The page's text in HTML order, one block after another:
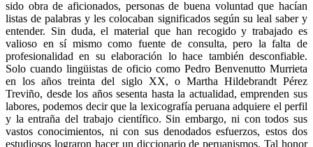
sido obra de aficionados, personas de buena voluntad que hacían
listas de palabras y les colocaban significados según su leal saber y
entender. Sin duda, el material que han recogido y trabajado es
valioso en sí mismo como fuente de consulta, pero la falta de
profesionalidad en su elaboración lo hace también desconfiable.
Solo cuando lingüistas de oficio como Pedro Benvenutto Murrieta
en los años treinta del siglo XX, o Martha Hildebrandt Pérez
Treviño, desde los años sesenta hasta la actualidad, emprenden sus
labores, podemos decir que la lexicografía peruana adquiere el perfil
y la entraña del trabajo científico. Sin embargo, ni con todos sus
vastos conocimientos, ni con sus denodados esfuerzos, estos dos
estudiosos lograron hacer un diccionario de peruanismos. Tal honor